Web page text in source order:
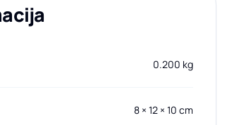
0.200 kg
8 × 12 × 10 cm